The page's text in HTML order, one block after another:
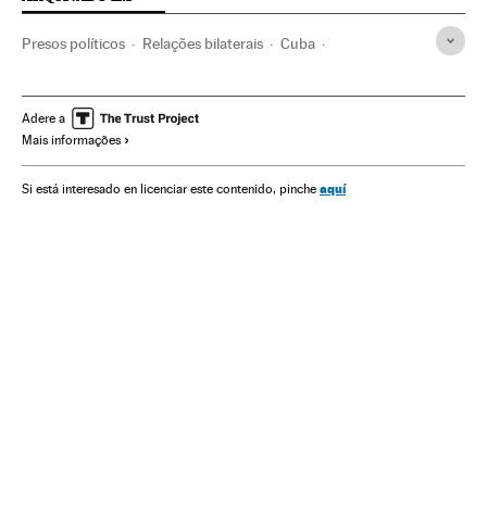
Presos políticos Relações bilaterais Cuba
América do Norte América Latina
Relações exteriores
Adere a
Mais informações
Si está interesado en licenciar este contenido, pinche aquí